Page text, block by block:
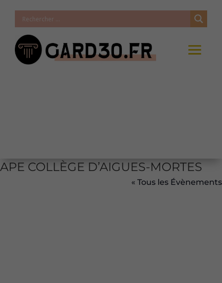
APE COLLÈGE D’AIGUES-MORTES
« Tous les Évènements